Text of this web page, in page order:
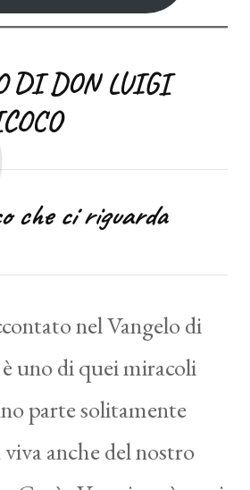
DI DON LUIGI
che ci riguarda
nel Vangelo di
uno di quei miracoli
parte solitamente
anche del nostro